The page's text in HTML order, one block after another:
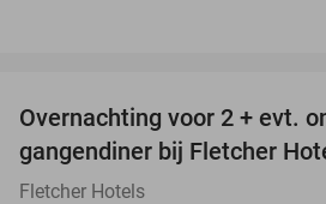
Overnachting voor 2 + evt.
gangendiner bij Fletcher
Fletcher Hotels